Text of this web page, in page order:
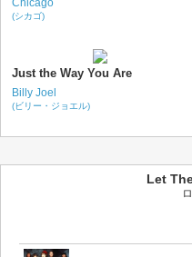
Chicago
(シカゴ)
Just the Way You Are
Billy Joel
(ビリー・ジョエル)
Let